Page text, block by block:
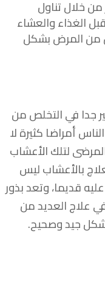
خلال تناول
قبل الغذاء والعشاء
من المرض بشكل
جدا في التخلص من
أمراضا كثيرة لا
لتلك الأعشاب
بالأعشاب ليس
قديما، وتعد بذور
علاج العديد من
جيد وصحيح.